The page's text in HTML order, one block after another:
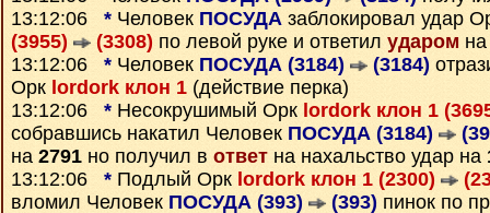
13:12:06 * Человек ПОСУДА заблокировал удар
(3955)
(3308) по левой руке и ответил ударом
13:12:06 * Человек ПОСУДА (3184) (3184)
Орк lordork клон 1 (действие перка)
13:12:06 * Несокрушимый Орк lordork клон 1
собравшись накатил Человек ПОСУДА (3184)
на 2791 но получил в ответ на нахальство удар на
13:12:06 * Подлый Орк lordork клон 1 (2300)
вломил Человек ПОСУДА (393) (393) пинок по